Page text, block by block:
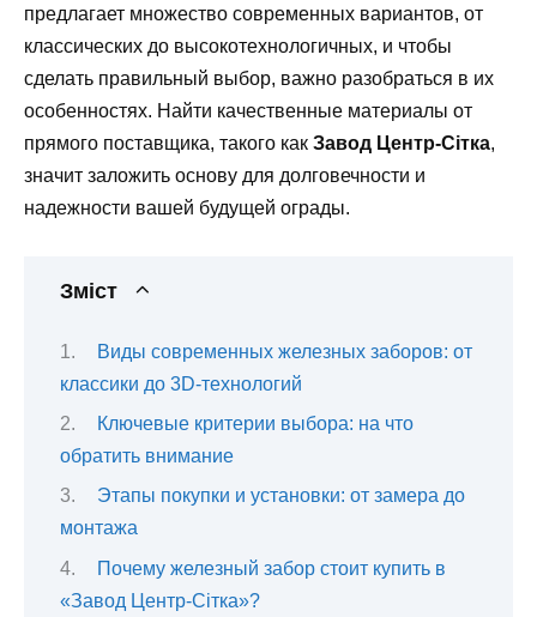
предлагает множество современных вариантов, от
классических до высокотехнологичных, и чтобы
сделать правильный выбор, важно разобраться в их
особенностях. Найти качественные материалы от
прямого поставщика, такого как Завод Центр-Сітка,
значит заложить основу для долговечности и
надежности вашей будущей ограды.
Зміст
Виды современных железных заборов: от
классики до 3D-технологий
Ключевые критерии выбора: на что
обратить внимание
Этапы покупки и установки: от замера до
монтажа
Почему железный забор стоит купить в
«Завод Центр-Сітка»?